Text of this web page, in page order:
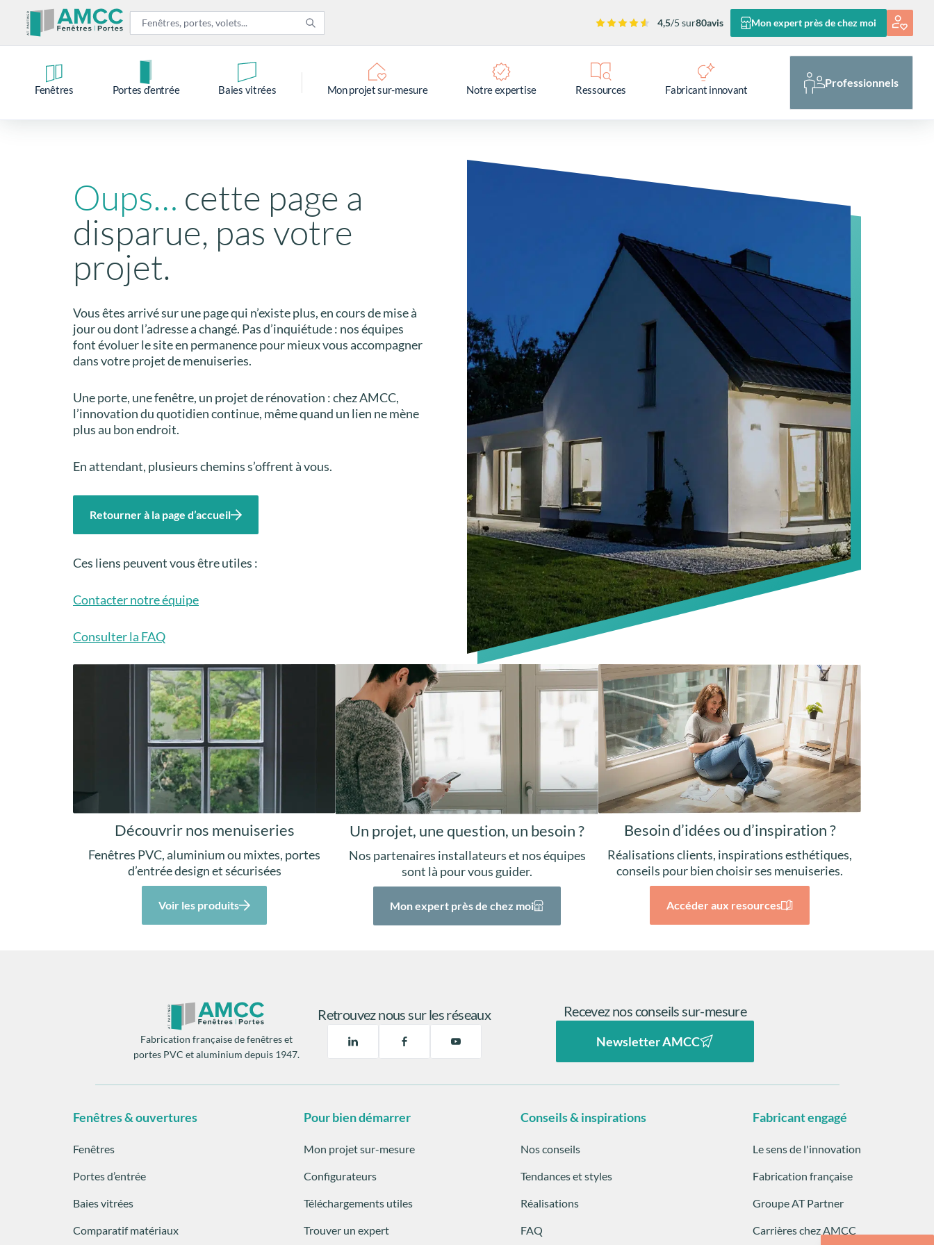
4,5/5 sur80avis Mon expert près de chez moi
Fenêtres Portes d’entrée Baies vitrées Mon projet sur-mesure Notre expertise Ressources Fabricant innovant
Professionnels
Oups… cette page a
disparue, pas votre
projet.
Vous êtes arrivé sur une page qui n’existe plus, en cours de mise à
jour ou dont l’adresse a changé. Pas d’inquiétude : nos équipes
font évoluer le site en permanence pour mieux vous accompagner
dans votre projet de menuiseries.
Une porte, une fenêtre, un projet de rénovation : chez AMCC,
l’innovation du quotidien continue, même quand un lien ne mène
plus au bon endroit.
En attendant, plusieurs chemins s’offrent à vous.
Retourner à la page d’accueil
Ces liens peuvent vous être utiles :
Contacter notre équipe
Consulter la FAQ
Découvrir nos menuiseries
Fenêtres PVC, aluminium ou mixtes, portes
d’entrée design et sécurisées
Voir les produits
Un projet, une question, un besoin ?
Nos partenaires installateurs et nos équipes
sont là pour vous guider.
Mon expert près de chez moi
Besoin d’idées ou d’inspiration ?
Réalisations clients, inspirations esthétiques,
conseils pour bien choisir ses menuiseries.
Accéder aux resources
Fabrication française de fenêtres et
portes PVC et aluminium depuis 1947.
Retrouvez nous sur les réseaux Recevez nos conseils sur-mesure
Newsletter AMCC
Fenêtres & ouvertures
Fenêtres
Portes d’entrée
Baies vitrées
Comparatif matériaux
Pour bien démarrer
Mon projet sur-mesure
Configurateurs
Téléchargements utiles
Trouver un expert
Conseils & inspirations
Nos conseils
Tendances et styles
Réalisations
FAQ
Fabricant engagé
Le sens de l'innovation
Fabrication française
Groupe AT Partner
Carrières chez AMCC